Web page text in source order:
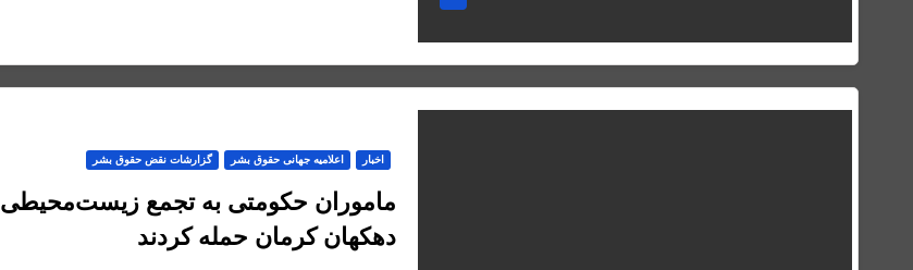
اخبار اعلاميه جهانی حقوق بشر گزارشات نقض حقوق بشر
ماموران حکومتی به تجمع زیست‌محیطی
دهکهان کرمان حمله کردند